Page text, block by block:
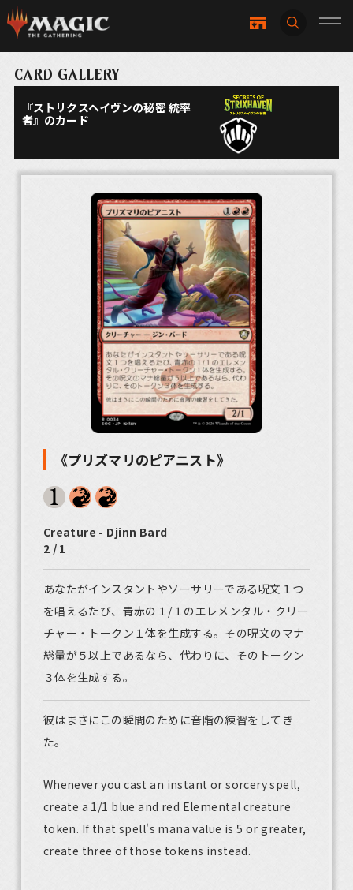
CARD GALLERY
『ストリクスヘイヴンの秘密 統率
者』のカード
《プリズマリのピアニスト》
Creature - Djinn Bard
2 / 1
あなたがインスタントやソーサリーである呪文１つ
を唱えるたび、青赤の１/１のエレメンタル・クリー
チャー・トークン１体を生成する。その呪文のマナ
総量が５以上であるなら、代わりに、そのトークン
３体を生成する。
彼はまさにこの瞬間のために音階の練習をしてき
た。
Whenever you cast an instant or sorcery spell,
create a 1/1 blue and red Elemental creature
token. If that spell's mana value is 5 or greater,
create three of those tokens instead.